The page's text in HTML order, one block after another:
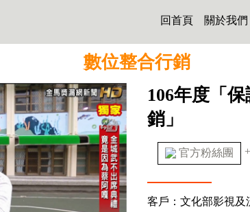
回首頁 關於我們
數位整合行銷
106年度「
銷」
官方粉絲團 +
客戶：文化部影視及